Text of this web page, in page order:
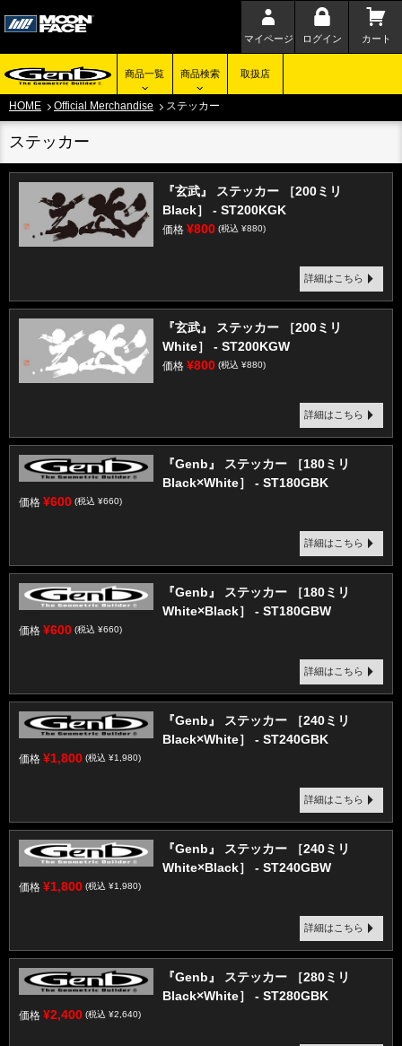
マイページ ログイン カート
商品一覧 商品検索 取扱店
HOME Official Merchandise ステッカー
ステッカー
『玄武』 ステッカー ［200ミリ
Black］ - ST200KGK
価格 ¥800 (税込 ¥880)
詳細はこちら
『玄武』 ステッカー ［200ミリ
White］ - ST200KGW
価格 ¥800 (税込 ¥880)
詳細はこちら
『Genb』 ステッカー ［180ミリ
Black×White］ - ST180GBK
価格 ¥600 (税込 ¥660)
詳細はこちら
『Genb』 ステッカー ［180ミリ
White×Black］ - ST180GBW
価格 ¥600 (税込 ¥660)
詳細はこちら
『Genb』 ステッカー ［240ミリ
Black×White］ - ST240GBK
価格 ¥1,800 (税込 ¥1,980)
詳細はこちら
『Genb』 ステッカー ［240ミリ
White×Black］ - ST240GBW
価格 ¥1,800 (税込 ¥1,980)
詳細はこちら
『Genb』 ステッカー ［280ミリ
Black×White］ - ST280GBK
価格 ¥2,400 (税込 ¥2,640)